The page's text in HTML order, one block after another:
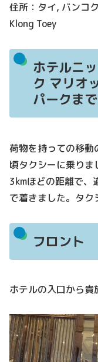
住所：タイ, バンコ
Klong Toey
ホテルニ
ク マリオ
パークまで
荷物を持っての移動
頃タクシーに乗り
3kmほどの距離で、
で着きました。タク
フロント
ホテルの入口から貴